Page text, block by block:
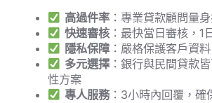
高過件率：專業貸款顧問量
快速審核：最快當日審核，1
隱私保障：嚴格保護客戶資
多元選擇：銀行與民間貸款
性方案
專人服務：3小時內回覆，確